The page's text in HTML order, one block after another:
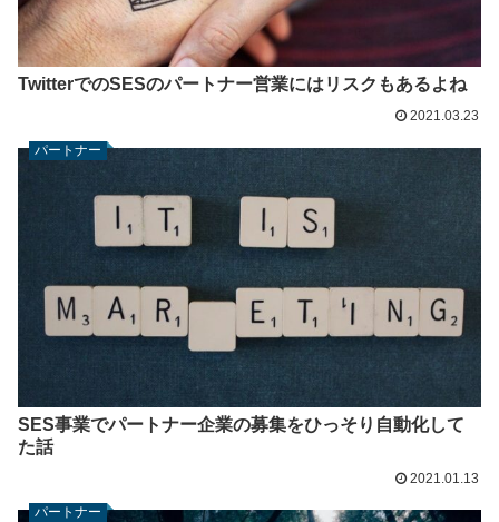
TwitterでのSESのパートナー営業にはリスクもあるよね
2021.03.23
パートナー
SES事業でパートナー企業の募集をひっそり自動化して
た話
2021.01.13
パートナー